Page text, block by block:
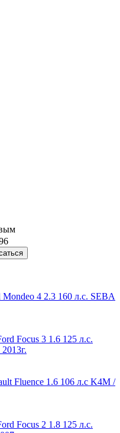
4 2.3 160 л.с. SEBA
Focus 3 1.6 125 л.с.
Fluence 1.6 106 л.с K4M /
Focus 2 1.8 125 л.с.